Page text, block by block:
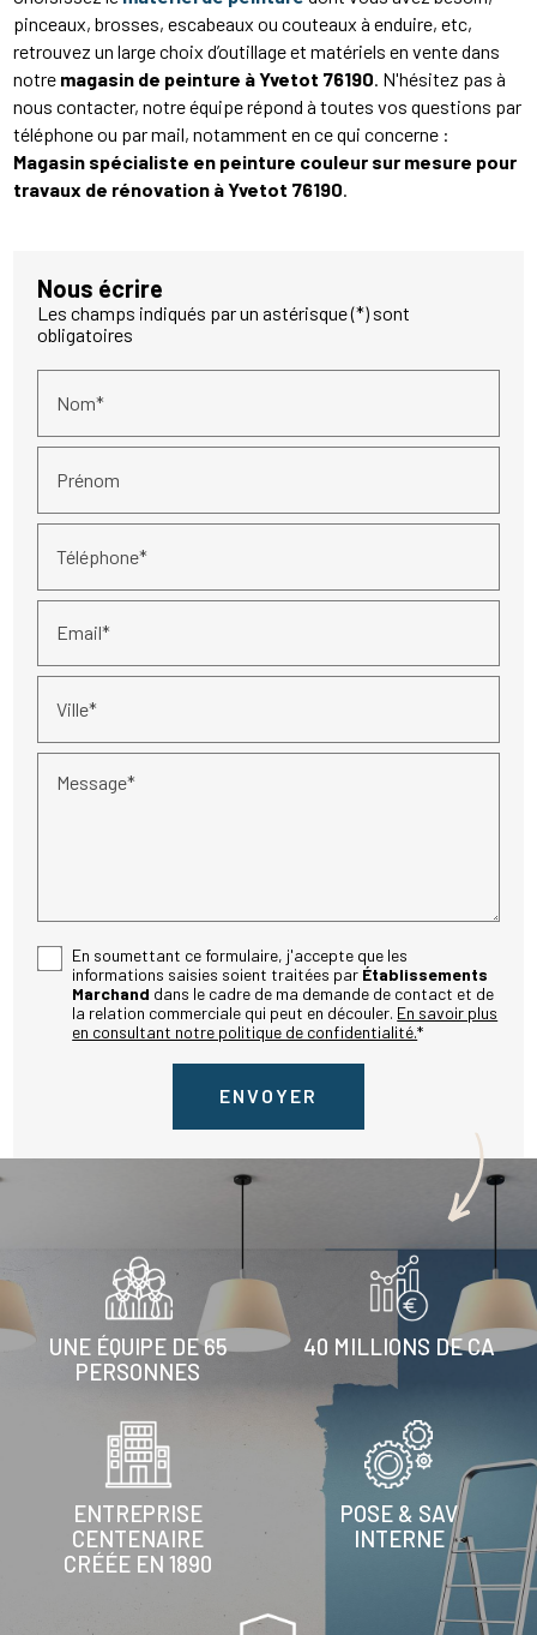
pinceaux, brosses, escabeaux ou couteaux à enduire, etc,
retrouvez un large choix d’outillage et matériels en vente dans
notre magasin de peinture à Yvetot 76190. N'hésitez pas à
nous contacter, notre équipe répond à toutes vos questions par
téléphone ou par mail, notamment en ce qui concerne :
Magasin spécialiste en peinture couleur sur mesure pour
travaux de rénovation à Yvetot 76190.
Nous écrire
Les champs indiqués par un astérisque (*) sont
obligatoires
Nom*
Prénom
Téléphone*
Email*
Ville*
Message*
En soumettant ce formulaire, j'accepte que les
informations saisies soient traitées par Établissements
Marchand dans le cadre de ma demande de contact et de
la relation commerciale qui peut en découler. En savoir plus
en consultant notre politique de confidentialité.*
UNE ÉQUIPE DE 65
PERSONNES
40 MILLIONS DE CA
ENTREPRISE
CENTENAIRE
CRÉÉE EN 1890
POSE & SAV
INTERNE